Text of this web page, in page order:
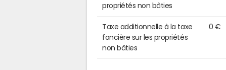
propriétés non bâties
Taxe additionnelle à la taxe
foncière sur les propriétés
non bâties
0 €